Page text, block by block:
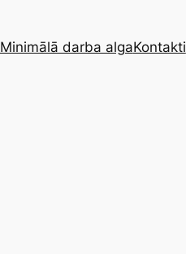
Minimālā darba algaKontakti